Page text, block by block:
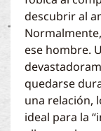
descubrir al
ese hombre.
quedarse
una relación,
ideal para la